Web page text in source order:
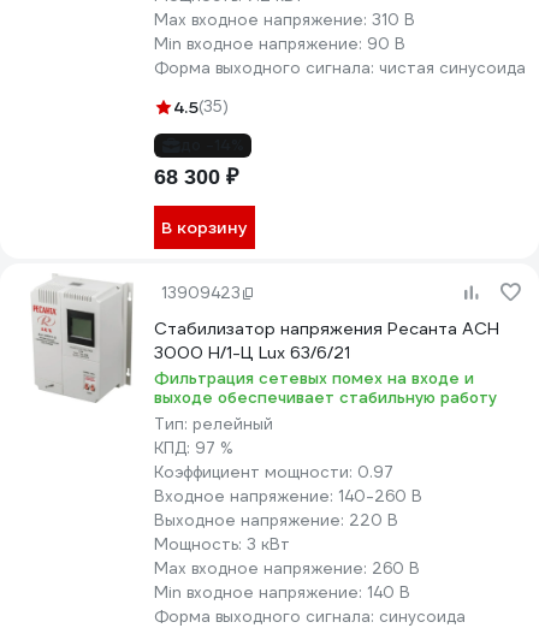
Max входное напряжение: 310 В
Min входное напряжение: 90 В
Форма выходного сигнала: чистая синусоида
4.5(35)
68 300 ₽
В корзину
13909423
Стабилизатор напряжения Ресанта АСН
3000 Н/1-Ц Lux 63/6/21
Фильтрация сетевых помех на входе и
выходе обеспечивает стабильную работу
Тип: релейный
КПД: 97 %
Коэффициент мощности: 0.97
Входное напряжение: 140-260 В
Выходное напряжение: 220 В
Мощность: 3 кВт
Max входное напряжение: 260 В
Min входное напряжение: 140 В
Форма выходного сигнала: синусоида